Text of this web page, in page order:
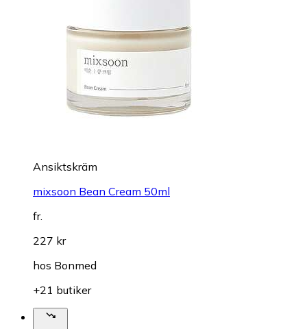
Ansiktskräm
mixsoon Bean Cream 50ml
fr.
227 kr
hos Bonmed
+21 butiker